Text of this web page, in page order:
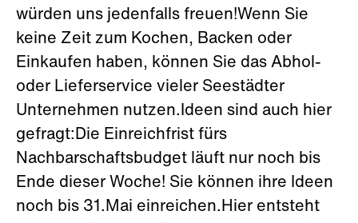
würden uns jedenfalls freuen!Wenn Sie
keine Zeit zum Kochen, Backen oder
Einkaufen haben, können Sie das Abhol-
oder Lieferservice vieler Seestädter
Unternehmen nutzen.Ideen sind auch hier
gefragt:Die Einreichfrist fürs
Nachbarschaftsbudget läuft nur noch bis
Ende dieser Woche! Sie können ihre Ideen
noch bis 31.Mai einreichen.Hier entsteht